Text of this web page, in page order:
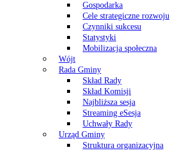
Gospodarka
Cele strategiczne rozwoju
Czynniki sukcesu
Statystyki
Mobilizacja społeczna
Wójt
Rada Gminy
Skład Rady
Skład Komisji
Najbliższa sesja
Streaming eSesja
Uchwały Rady
Urząd Gminy
Struktura organizacyjna